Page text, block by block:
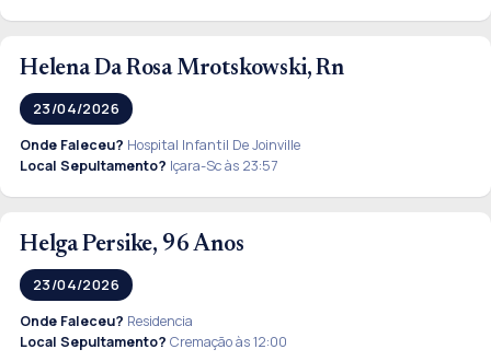
Helena Da Rosa Mrotskowski, Rn
23/04/2026
Onde Faleceu? Hospital Infantil De Joinville
Local Sepultamento? Içara-Sc às 23:57
Helga Persike, 96 Anos
23/04/2026
Onde Faleceu? Residencia
Local Sepultamento? Cremação às 12:00